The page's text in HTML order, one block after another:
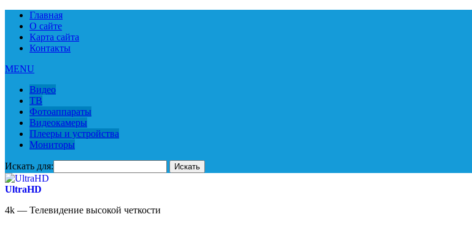
Главная
О сайте
Карта сайта
Контакты
MENU
Видео
ТВ
Фотоаппараты
Видеокамеры
Плееры и устройства
Мониторы
Искать для:
UltraHD
4k — Телевидение высокой четкости